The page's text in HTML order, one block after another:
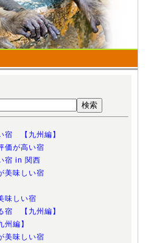
宿 【九州編】
価が高い宿
宿 in 関西
美味しい宿
味しい宿
宿 【九州編】
編】
美味しい宿